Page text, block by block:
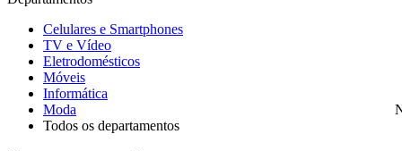
Celulares e Smartphones
TV e Vídeo
Eletrodomésticos
Móveis
Informática
Moda
Todos os departamentos